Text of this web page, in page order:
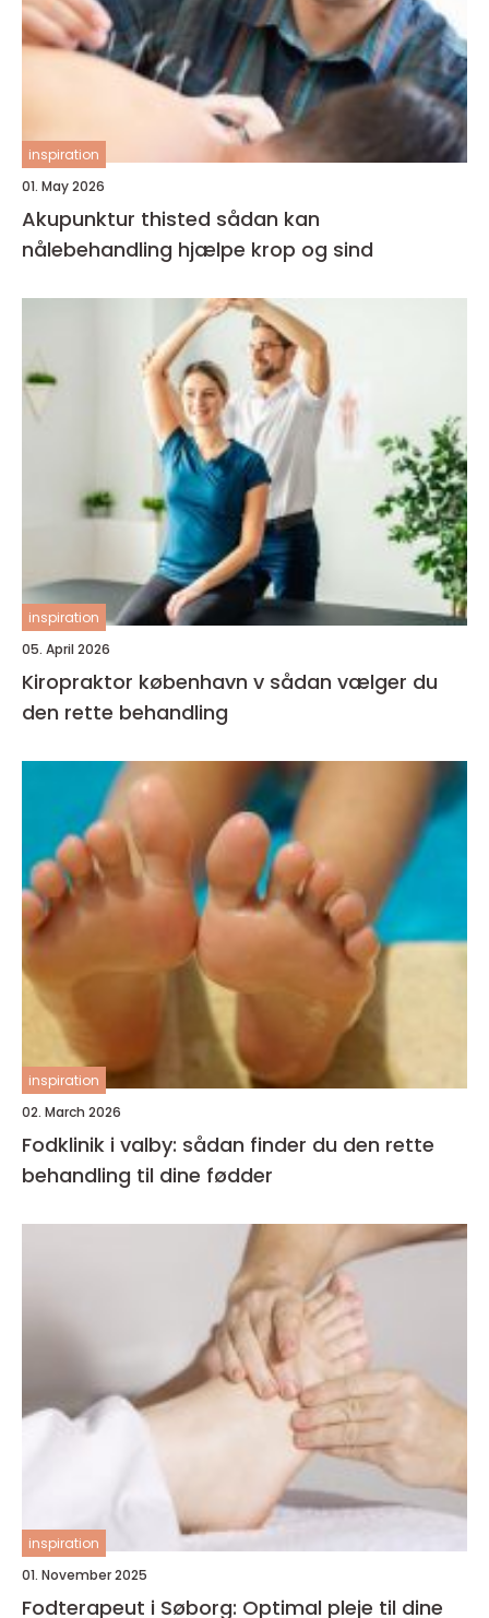
inspiration
01. May 2026
Akupunktur thisted sådan kan
nålebehandling hjælpe krop og sind
inspiration
05. April 2026
Kiropraktor københavn v sådan vælger du
den rette behandling
inspiration
02. March 2026
Fodklinik i valby: sådan finder du den rette
behandling til dine fødder
inspiration
01. November 2025
Fodterapeut i Søborg: Optimal pleje til dine